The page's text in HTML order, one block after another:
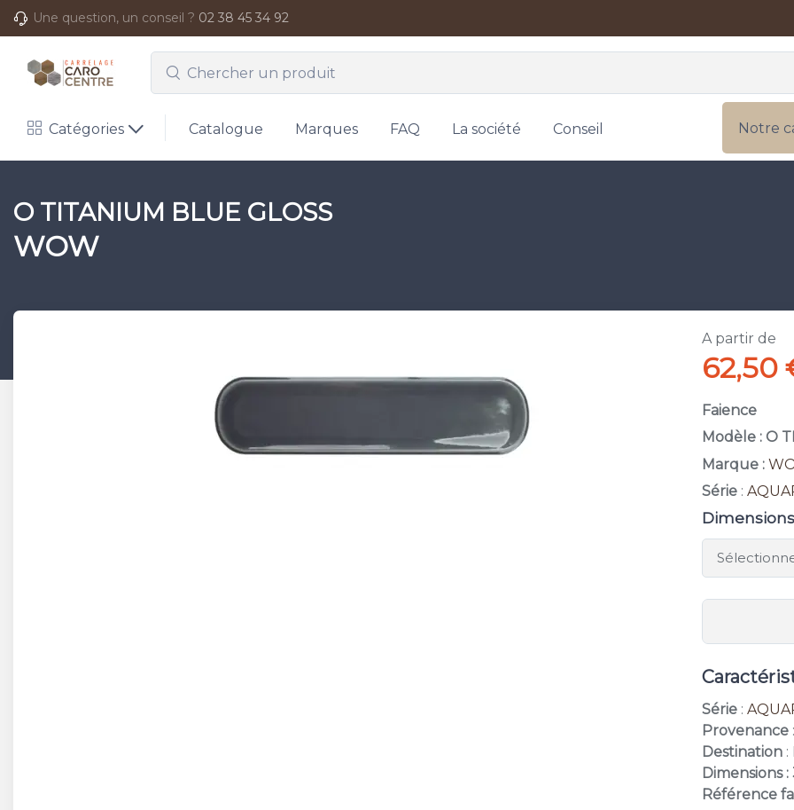
Une question, un conseil ? 02 38 45 34 92
Catégories Catalogue Marques FAQ La société Conseil Notre
O TITANIUM BLUE GLOSS
WOW
A partir de
62,50
Faience
Modèle : O
Marque :
Série :
Dimensions
Série :
Provenance
Destination :
Dimensions :
Référence